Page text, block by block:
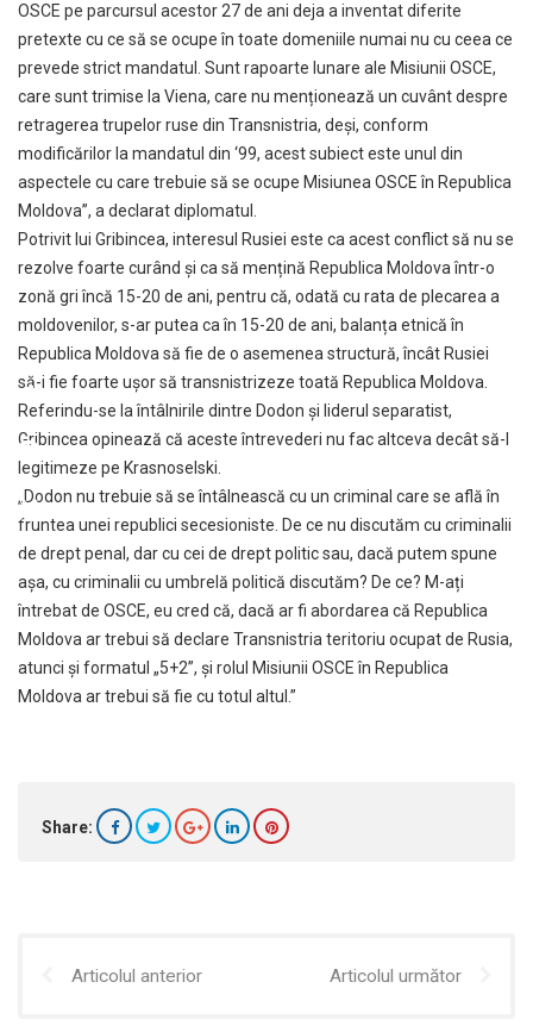
OSCE pe parcursul acestor 27 de ani deja a inventat diferite
pretexte cu ce să se ocupe în toate domeniile numai nu cu ceea ce
prevede strict mandatul. Sunt rapoarte lunare ale Misiunii OSCE,
care sunt trimise la Viena, care nu menționează un cuvânt despre
retragerea trupelor ruse din Transnistria, deși, conform
modificărilor la mandatul din ‘99, acest subiect este unul din
aspectele cu care trebuie să se ocupe Misiunea OSCE în Republica
Moldova”, a declarat diplomatul.
Potrivit lui Gribincea, interesul Rusiei este ca acest conflict să nu se
rezolve foarte curând și ca să mențină Republica Moldova într-o
zonă gri încă 15-20 de ani, pentru că, odată cu rata de plecarea a
moldovenilor, s-ar putea ca în 15-20 de ani, balanța etnică în
Republica Moldova să fie de o asemenea structură, încât Rusiei
să-i fie foarte ușor să transnistrizeze toată Republica Moldova.
Referindu-se la întâlnirile dintre Dodon și liderul separatist,
Gribincea opinează că aceste întrevederi nu fac altceva decât să-l
legitimeze pe Krasnoselski.
„Dodon nu trebuie să se întâlnească cu un criminal care se află în
fruntea unei republici secesioniste. De ce nu discutăm cu criminalii
de drept penal, dar cu cei de drept politic sau, dacă putem spune
așa, cu criminalii cu umbrelă politică discutăm? De ce? M-ați
întrebat de OSCE, eu cred că, dacă ar fi abordarea că Republica
Moldova ar trebui să declare Transnistria teritoriu ocupat de Rusia,
atunci și formatul „5+2”, și rolul Misiunii OSCE în Republica
Moldova ar trebui să fie cu totul altul.”
Share:
Articolul anterior Articolul următor